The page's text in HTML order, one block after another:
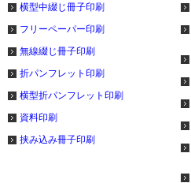
横型中綴じ冊子印刷
フリーペーパー印刷
無線綴じ冊子印刷
折パンフレット印刷
横型折パンフレット印刷
資料印刷
挟み込み冊子印刷